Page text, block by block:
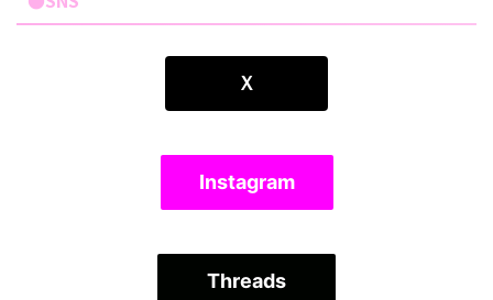
Ｘ
Instagram
Threads